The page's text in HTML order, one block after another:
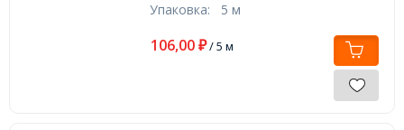
Упаковка: 5 м
106,00 ₽/ 5 м